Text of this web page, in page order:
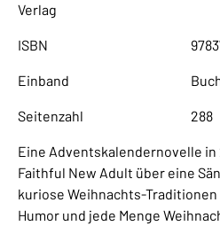
Verlag
ISBN
Einband
Seitenzahl 288
Eine Adventskalendernovelle in
Faithful New Adult über eine
kuriose Weihnachts-
Humor und jede Menge